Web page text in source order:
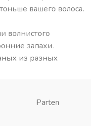
вашего волоса.
волнистого
запахи.
из разных
Parten